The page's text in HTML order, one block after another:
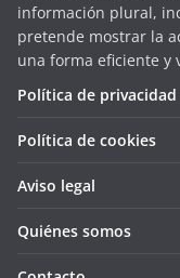
información plural,
pretende mostrar la
una forma eficiente y
Política de privacidad
Política de cookies
Aviso legal
Quiénes somos